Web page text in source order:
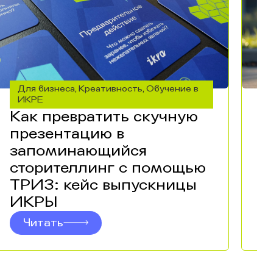
Для бизнеса, Креативность, Обучение в
ИКРЕ
Как превратить скучную
презентацию в
запоминающийся
сторителлинг с помощью
ТРИЗ: кейс выпускницы
ИКРЫ
Читать